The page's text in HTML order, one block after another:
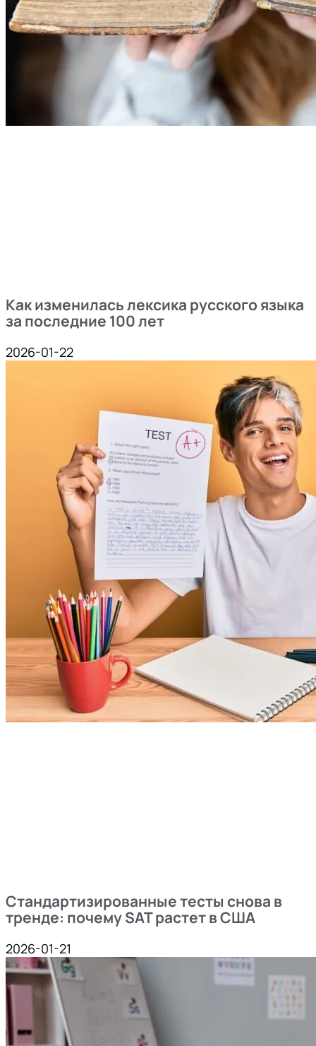
Как изменилась лексика русского языка
за последние 100 лет
2026-01-22
Стандартизированные тесты снова в
тренде: почему SAT растет в США
2026-01-21